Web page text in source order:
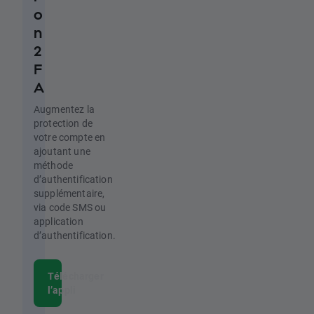
o
n
2
F
A
Augmentez la
protection de
votre compte en
ajoutant une
méthode
d’authentification
supplémentaire,
via code SMS ou
application
d’authentification.
Télécharger
l’appli